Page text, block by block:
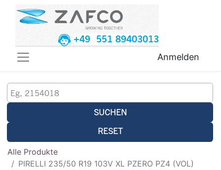
+49 551 89403013
Anmelden
SUCHEN
RESET
Alle Produkte
PIRELLI 235/50 R19 103V XL PZERO PZ4 (VOL)